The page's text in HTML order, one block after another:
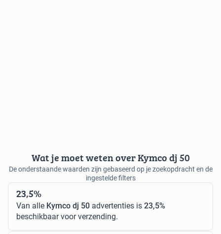
Wat je moet weten over Kymco dj 50
De onderstaande waarden zijn gebaseerd op je zoekopdracht en de
ingestelde filters
23,5%
Van alle Kymco dj 50 advertenties is 23,5%
beschikbaar voor verzending.